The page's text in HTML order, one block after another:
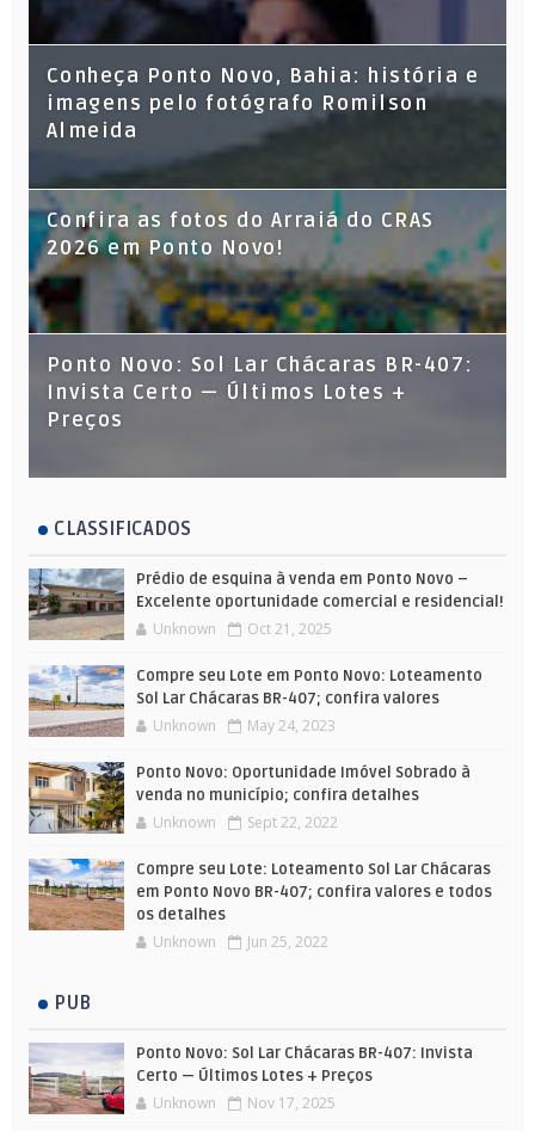
Conheça Ponto Novo, Bahia: história e
imagens pelo fotógrafo Romilson
Almeida
Confira as fotos do Arraiá do CRAS
2026 em Ponto Novo!
Ponto Novo: Sol Lar Chácaras BR-407:
Invista Certo — Últimos Lotes +
Preços
CLASSIFICADOS
Prédio de esquina à venda em Ponto Novo –
Excelente oportunidade comercial e residencial!
Unknown Oct 21, 2025
Compre seu Lote em Ponto Novo: Loteamento
Sol Lar Chácaras BR-407; confira valores
Unknown May 24, 2023
Ponto Novo: Oportunidade Imóvel Sobrado à
venda no município; confira detalhes
Unknown Sept 22, 2022
Compre seu Lote: Loteamento Sol Lar Chácaras
em Ponto Novo BR-407; confira valores e todos
os detalhes
Unknown Jun 25, 2022
PUB
Ponto Novo: Sol Lar Chácaras BR-407: Invista
Certo — Últimos Lotes + Preços
Unknown Nov 17, 2025